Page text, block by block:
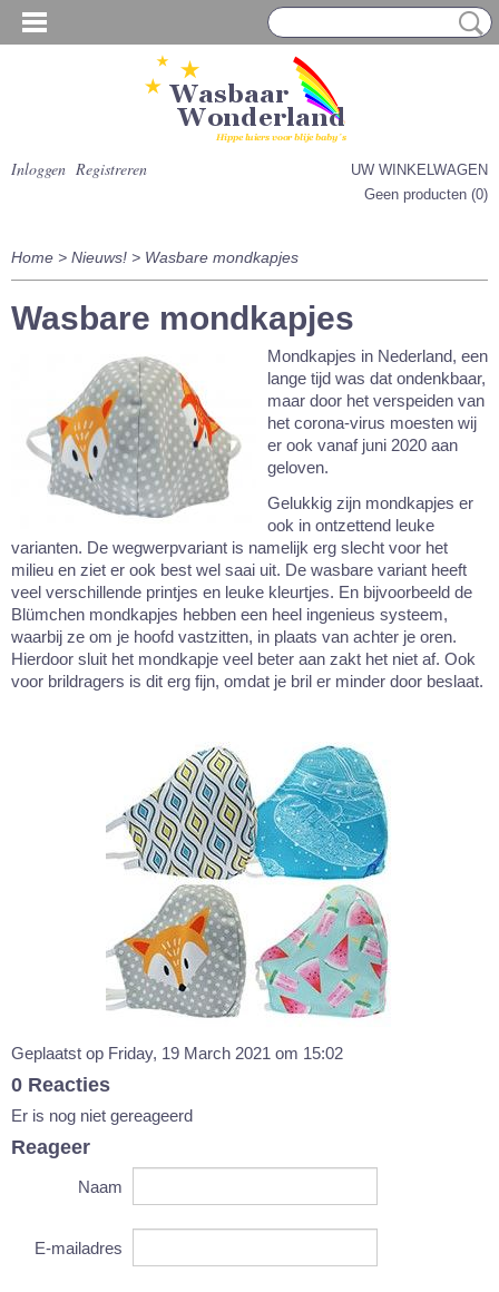
Inloggen Registreren
UW WINKELWAGEN
Geen producten (0)
Home > Nieuws! > Wasbare mondkapjes
Wasbare mondkapjes
Mondkapjes in Nederland, een
lange tijd was dat ondenkbaar,
maar door het verspeiden van
het corona-virus moesten wij
er ook vanaf juni 2020 aan
geloven.
Gelukkig zijn mondkapjes er
ook in ontzettend leuke
varianten. De wegwerpvariant is namelijk erg slecht voor het
milieu en ziet er ook best wel saai uit. De wasbare variant heeft
veel verschillende printjes en leuke kleurtjes. En bijvoorbeeld de
Blümchen mondkapjes hebben een heel ingenieus systeem,
waarbij ze om je hoofd vastzitten, in plaats van achter je oren.
Hierdoor sluit het mondkapje veel beter aan zakt het niet af. Ook
voor brildragers is dit erg fijn, omdat je bril er minder door beslaat.
Geplaatst op Friday, 19 March 2021 om 15:02
0 Reacties
Er is nog niet gereageerd
Reageer
Naam
E-mailadres